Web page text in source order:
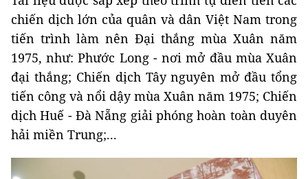
chiến dịch lớn của quân và dân Việt Nam trong
tiến trình làm nên Đại thắng mùa Xuân năm
1975, như: Phước Long - nơi mở đầu mùa Xuân
đại thắng; Chiến dịch Tây nguyên mở đầu tổng
tiến công và nổi dậy mùa Xuân năm 1975; Chiến
dịch Huế - Đà Nẵng giải phóng hoàn toàn duyên
hải miền Trung;...